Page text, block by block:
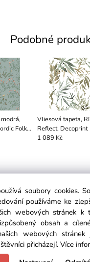
Podobné
Folk,
Vliesová tapeta,
Reflect, Decoprint
1 089 Kč
01 Havířov, Česká republika
604 486 358
EXTRAGLASS.COM,
soubory cookies.
používáme ke
webových stránek k
obsah a
webových
přicházejí. Více